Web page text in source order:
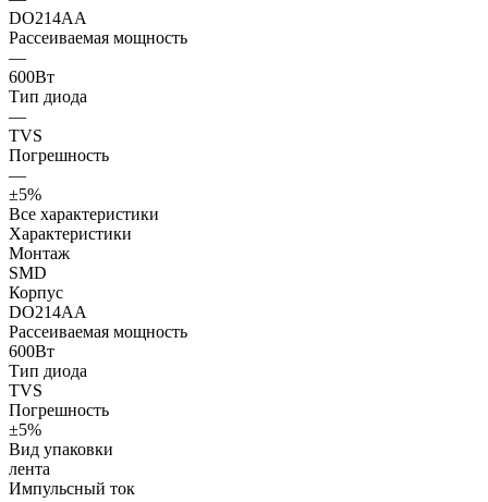
DO214AA
Рассеиваемая мощность
—
600Вт
Тип диода
—
TVS
Погрешность
—
±5%
Все характеристики
Характеристики
Монтаж
SMD
Корпус
DO214AA
Рассеиваемая мощность
600Вт
Тип диода
TVS
Погрешность
±5%
Вид упаковки
лента
Импульсный ток